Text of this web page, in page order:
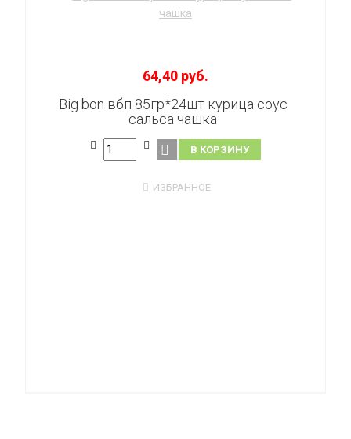
64,40 руб.
Big bon вбп 85гр*24шт курица соус
сальса чашка
В КОРЗИНУ
ИЗБРАННОЕ